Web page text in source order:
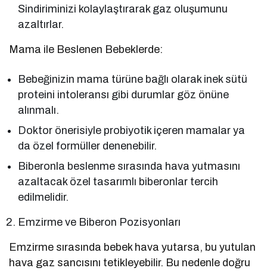
Sindiriminizi kolaylaştırarak gaz oluşumunu
azaltırlar.
Mama ile Beslenen Bebeklerde:
Bebeğinizin mama türüne bağlı olarak inek sütü
proteini intoleransı gibi durumlar göz önüne
alınmalı.
Doktor önerisiyle probiyotik içeren mamalar ya
da özel formüller denenebilir.
Biberonla beslenme sırasında hava yutmasını
azaltacak özel tasarımlı biberonlar tercih
edilmelidir.
Emzirme ve Biberon Pozisyonları
Emzirme sırasında bebek hava yutarsa, bu yutulan
hava gaz sancısını tetikleyebilir. Bu nedenle doğru